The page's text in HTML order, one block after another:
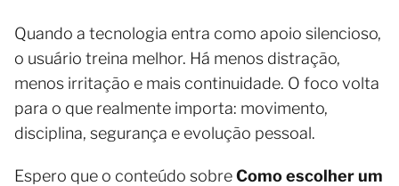
Quando a tecnologia entra como apoio silencioso,
o usuário treina melhor. Há menos distração,
menos irritação e mais continuidade. O foco volta
para o que realmente importa: movimento,
disciplina, segurança e evolução pessoal.
Espero que o conteúdo sobreComo escolher um